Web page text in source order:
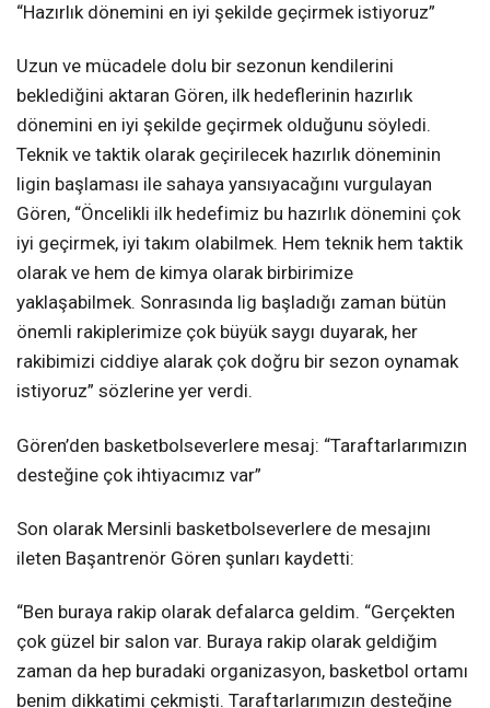
“Hazırlık dönemini en iyi şekilde geçirmek istiyoruz”
Uzun ve mücadele dolu bir sezonun kendilerini
beklediğini aktaran Gören, ilk hedeflerinin hazırlık
dönemini en iyi şekilde geçirmek olduğunu söyledi.
Teknik ve taktik olarak geçirilecek hazırlık döneminin
ligin başlaması ile sahaya yansıyacağını vurgulayan
Gören, “Öncelikli ilk hedefimiz bu hazırlık dönemini çok
iyi geçirmek, iyi takım olabilmek. Hem teknik hem taktik
olarak ve hem de kimya olarak birbirimize
yaklaşabilmek. Sonrasında lig başladığı zaman bütün
önemli rakiplerimize çok büyük saygı duyarak, her
rakibimizi ciddiye alarak çok doğru bir sezon oynamak
istiyoruz” sözlerine yer verdi.
Gören’den basketbolseverlere mesaj: “Taraftarlarımızın
desteğine çok ihtiyacımız var”
Son olarak Mersinli basketbolseverlere de mesajını
ileten Başantrenör Gören şunları kaydetti:
“Ben buraya rakip olarak defalarca geldim. “Gerçekten
çok güzel bir salon var. Buraya rakip olarak geldiğim
zaman da hep buradaki organizasyon, basketbol ortamı
benim dikkatimi çekmişti. Taraftarlarımızın desteğine